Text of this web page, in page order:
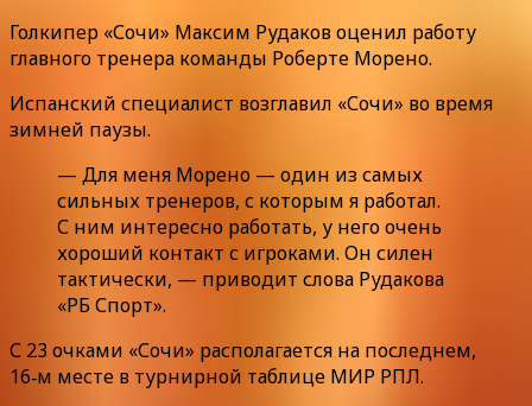
Голкипер «Сочи» Максим Рудаков оценил работу
главного тренера команды Роберте Морено.
Испанский специалист возглавил «Сочи» во время
зимней паузы.
— Для меня Морено — один из самых
сильных тренеров, с которым я работал.
С ним интересно работать, у него очень
хороший контакт с игроками. Он силен
тактически, — приводит слова Рудакова
«РБ Спорт».
С 23 очками «Сочи» располагается на последнем,
16‑м месте в турнирной таблице МИР РПЛ.